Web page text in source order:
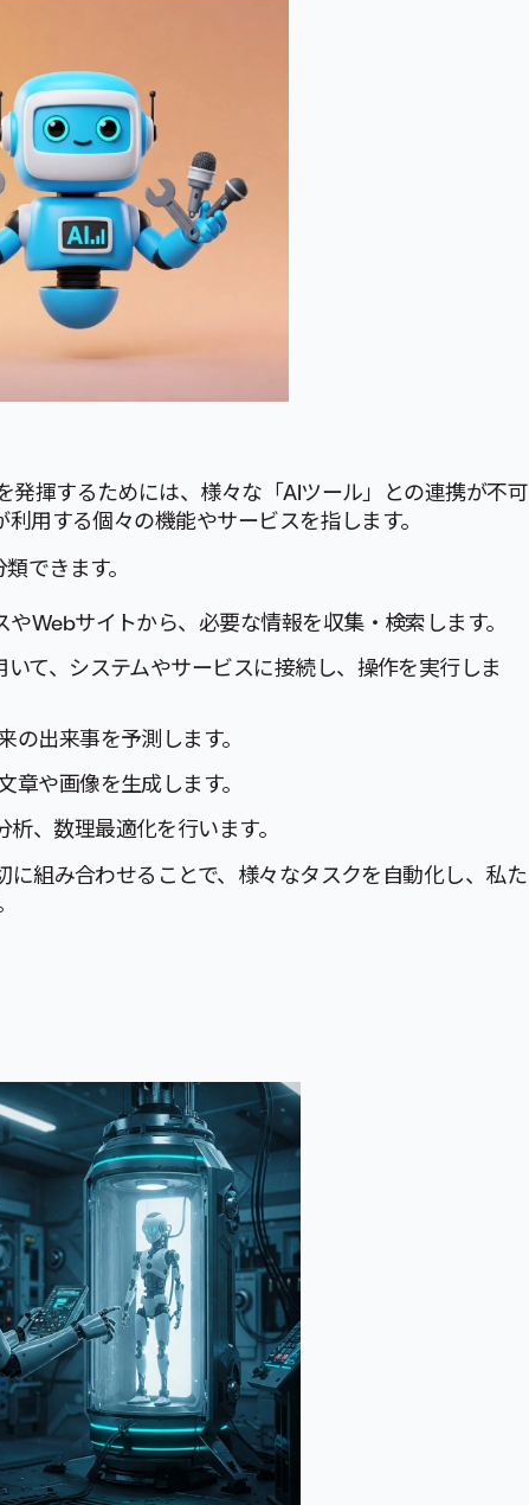
発揮するためには、様々な「AIツール」との連携が不可
用する個々の機能やサービスを指します。
できます。
やWebサイトから、必要な情報を収集・検索します。
いて、システムやサービスに接続し、操作を実行しま
の出来事を予測します。
章や画像を生成します。
、数理最適化を行います。
組み合わせることで、様々なタスクを自動化し、私た